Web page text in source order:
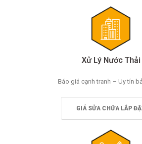
Xử Lý Nước Thải
Báo giá cạnh tranh – Uy tín
GIÁ SỬA CHỮA LẮP